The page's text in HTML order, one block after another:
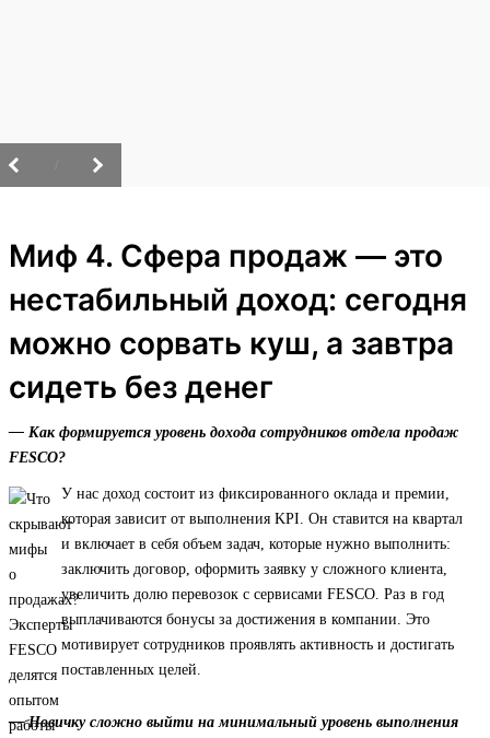
Миф 4. Сфера продаж — это
нестабильный доход: сегодня
можно сорвать куш, а завтра
сидеть без денег
— Как формируется уровень дохода сотрудников отдела продаж
FESCO?
У нас доход состоит из фиксированного оклада и премии,
которая зависит от выполнения KPI. Он ставится на квартал
и включает в себя объем задач, которые нужно выполнить:
заключить договор, оформить заявку у сложного клиента,
увеличить долю перевозок с сервисами FESCO. Раз в год
выплачиваются бонусы за достижения в компании. Это
мотивирует сотрудников проявлять активность и достигать
поставленных целей.
— Новичку сложно выйти на минимальный уровень выполнения